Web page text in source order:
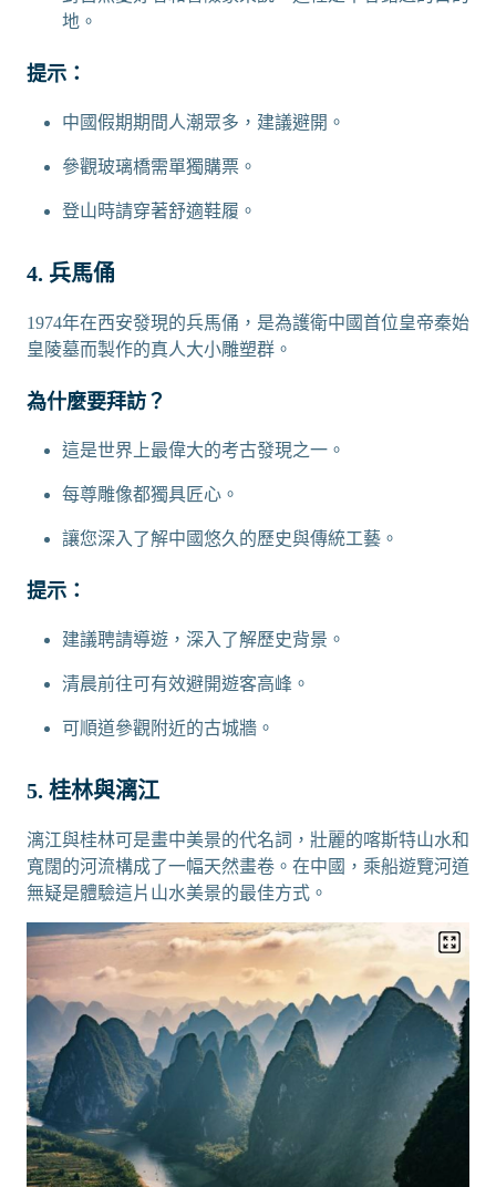
地。
提示：
中國假期期間人潮眾多，建議避開。
參觀玻璃橋需單獨購票。
登山時請穿著舒適鞋履。
4. 兵馬俑
1974年在西安發現的兵馬俑，是為護衛中國首位皇帝秦始
皇陵墓而製作的真人大小雕塑群。
為什麼要拜訪？
這是世界上最偉大的考古發現之一。
每尊雕像都獨具匠心。
讓您深入了解中國悠久的歷史與傳統工藝。
提示：
建議聘請導遊，深入了解歷史背景。
清晨前往可有效避開遊客高峰。
可順道參觀附近的古城牆。
5. 桂林與漓江
漓江與桂林可是畫中美景的代名詞，壯麗的喀斯特山水和
寬闊的河流構成了一幅天然畫卷。在中國，乘船遊覽河道
無疑是體驗這片山水美景的最佳方式。